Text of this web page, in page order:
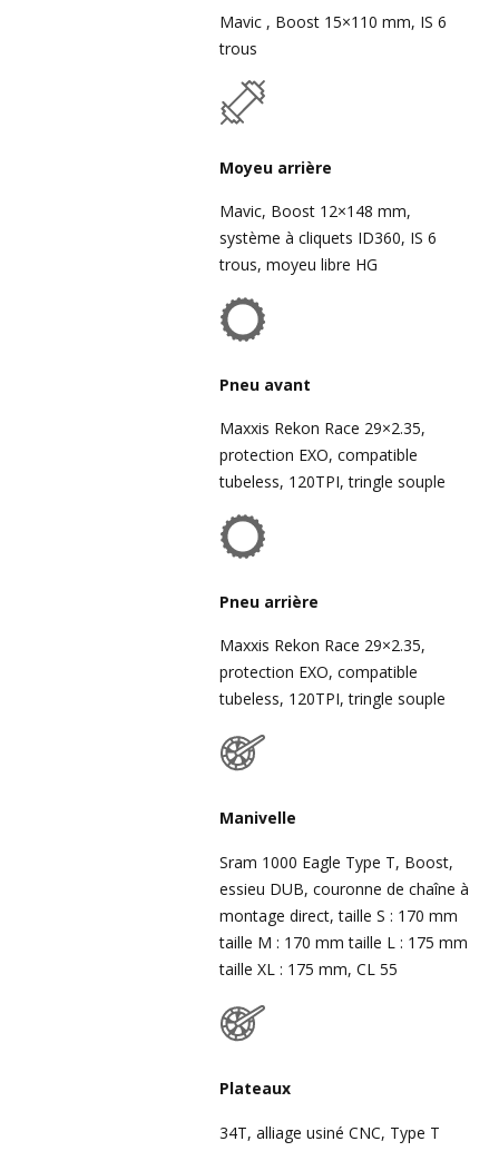
Mavic , Boost 15×110 mm, IS 6
trous
Moyeu arrière
Mavic, Boost 12×148 mm,
système à cliquets ID360, IS 6
trous, moyeu libre HG
Pneu avant
Maxxis Rekon Race 29×2.35,
protection EXO, compatible
tubeless, 120TPI, tringle souple
Pneu arrière
Maxxis Rekon Race 29×2.35,
protection EXO, compatible
tubeless, 120TPI, tringle souple
Manivelle
Sram 1000 Eagle Type T, Boost,
essieu DUB, couronne de chaîne à
montage direct, taille S : 170 mm
taille M : 170 mm taille L : 175 mm
taille XL : 175 mm, CL 55
Plateaux
34T, alliage usiné CNC, Type T